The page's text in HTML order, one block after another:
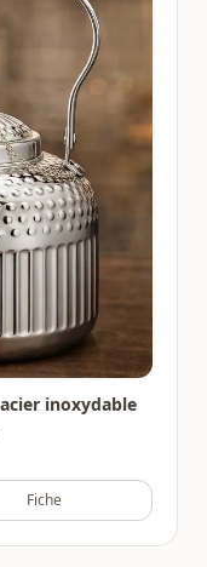
inoxydable
Fiche